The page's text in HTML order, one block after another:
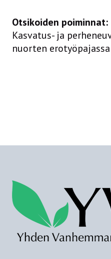
Otsikoiden poiminnat:
Kasvatus- ja
nuorten